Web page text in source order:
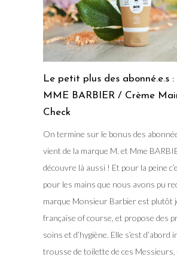
Le petit plus des abonné.e.s :
MME BARBIER / Crème
Check
On termine sur le bonus des
vient de la marque M. et Mme
découvre là aussi ! Et pour la peine
pour les mains que nous avons pu
marque Monsieur Barbier est plutôt
française of course, et propose des
soins et d’hygiène. Elle s’est d’abord
trousse de toilette de ces